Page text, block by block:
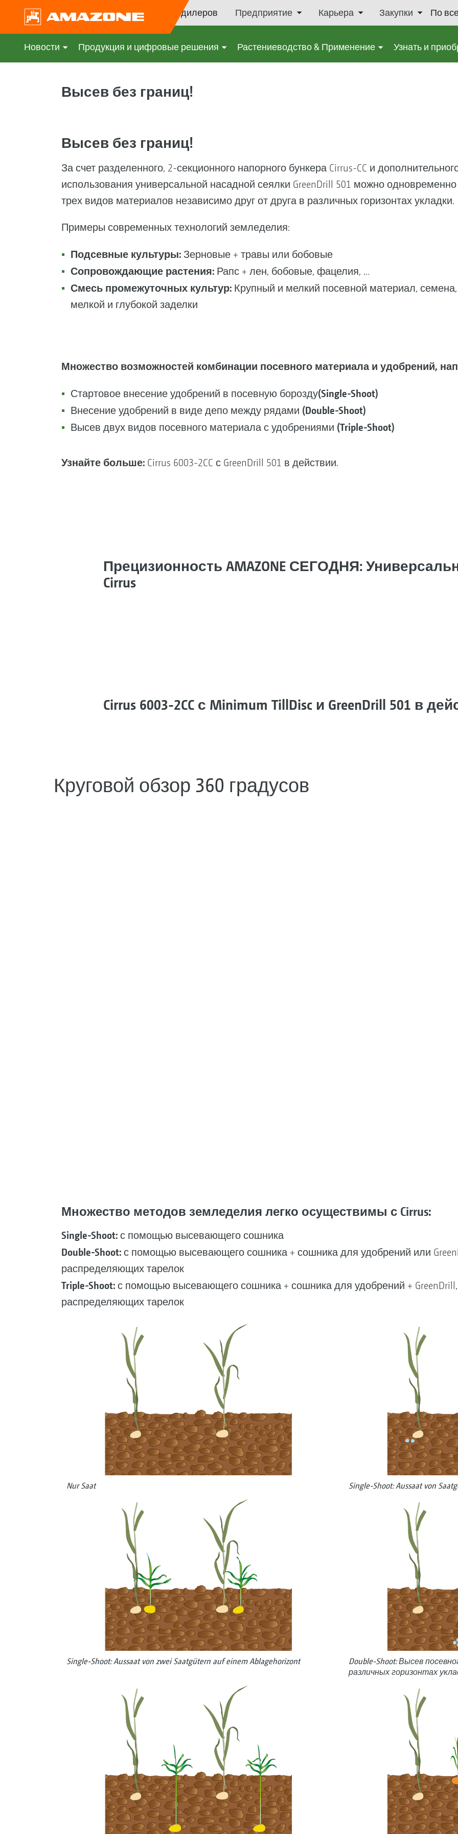
Поиск дилеров Предприятие Карьера Закупки По
Новости Продукция и цифровые решения Растениеводство & Применение Узнать и
Высев без границ!
Высев без границ!
За счет разделенного, 2-секционного напорного бункера Cirrus-CC и
использования универсальной насадной сеялки GreenDrill 501 можно
трех видов материалов независимо друг от друга в различных горизонтах укладки.
Примеры современных технологий земледелия:
Подсевные культуры:Зерновые + травы или бобовые
Сопровождающие растения:Рапс + лен, бобовые, фацелия, …
Смесь промежуточных культур: Крупный и мелкий посевной материал,
мелкой и глубокой заделки
Множество возможностей комбинации посевного материала и удобрений,
Стартовое внесение удобрений в посевную борозду(Single-Shoot)
Внесение удобрений в виде депо между рядами (Double-Shoot)
Высев двух видов посевного материала с удобрениями (Triple-Shoot)
Узнайте больше: Cirrus 6003-2CC с GreenDrill 501 в действии.
Прецизионность AMAZONE СЕГОДНЯ:
Cirrus
Cirrus 6003-2CC с Minimum TillDisc и GreenDrill 501 в
Круговой обзор 360 градусов
Множество методов земледелия легко осуществимы с Cirrus:
Single-Shoot: с помощью высевающего сошника
Double-Shoot: с помощью высевающего сошника + сошника для удобрений или
распределяющих тарелок
Triple-Shoot:с помощью высевающего сошника + сошника для удобрений +
распределяющих тарелок
Nur Saat Single-Shoot: Aussaat von
Single-Shoot: Aussaat von zwei Saat­gütern auf ­einem ­Ablagehorizont
Double-Shoot: Высев
различных горизонтах